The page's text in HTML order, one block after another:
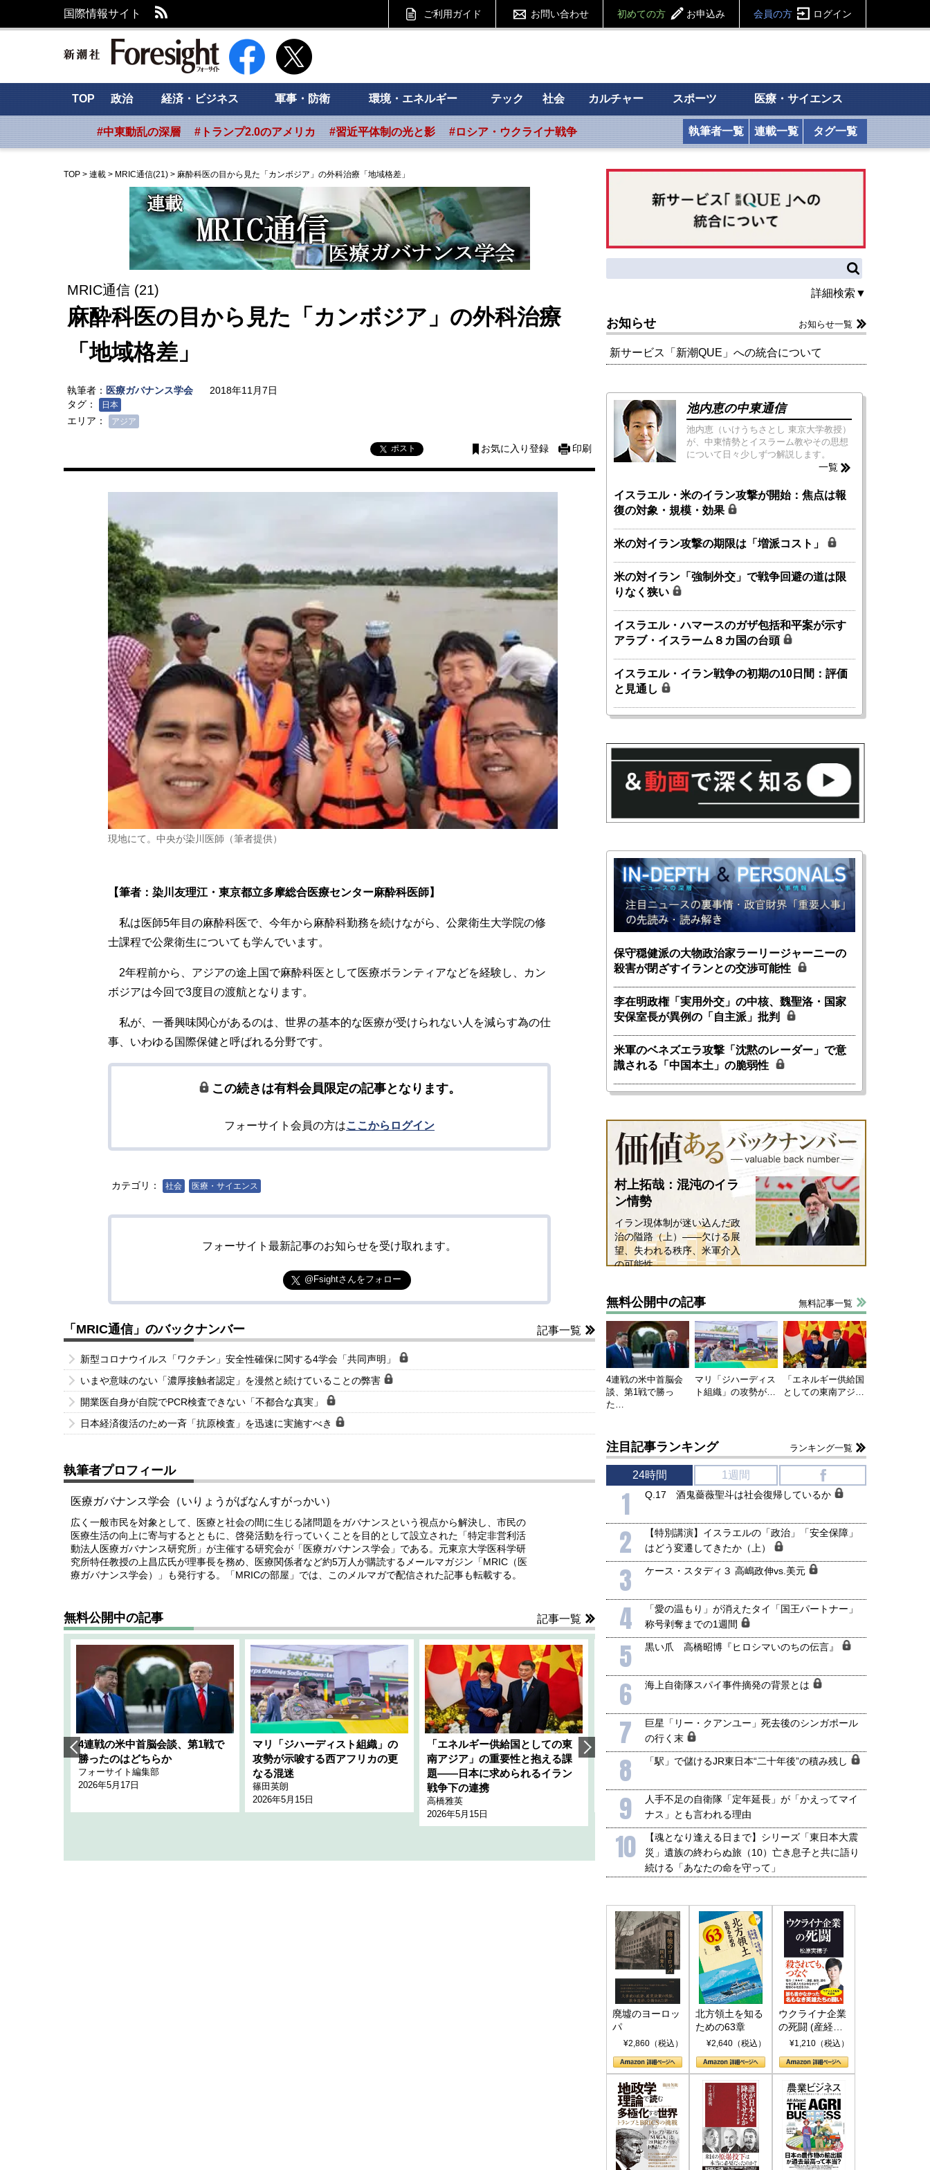
国際情報サイト ご利用ガイド お問い合わせ 初めての方 お申込み 会員の方 ログイン
新潮社 Foresight フォーサイト
TOP 政治 経済・ビジネス 軍事・防衛 環境・エネルギー テック 社会 カルチャー スポーツ 医療・サイエンス
#中東動乱の深層 #トランプ2.0のアメリカ #習近平体制の光と影 #ロシア・ウクライナ戦争 執筆者一覧 連載一覧 タグ一覧
TOP > 連載 > MRIC通信(21) > 麻酔科医の目から見た「カンボジア」の外科治療「地域格差」
MRIC通信 (21)
麻酔科医の目から見た「カンボジア」の外科治療
「地域格差」
執筆者： 医療ガバナンス学会
2018年11月7日
タグ：
日本
エリア： アジア
ポスト お気に入り登録 印刷
現地にて。中央が染川医師（筆者提供）
【筆者： 染川友理江 ・東京都立多摩総合医療センター麻酔科医師】
私は医師5年目の麻酔科医で、今年から麻酔科勤務を続けながら、公衆衛生大学院の修
士課程で公衆衛生についても学んでいます。
2年程前から、アジアの途上国で麻酔科医として医療ボランティアなどを経験し、カン
ボジアは今回で3度目の渡航となります。
私が、一番興味関心があるのは、世界の基本的な医療が受けられない人を減らす為の仕
事、いわゆる国際保健と呼ばれる分野です。
この続きは有料会員限定の記事となります。
フォーサイト会員の方はここからログイン
カテゴリ： 社会 医療・サイエンス
フォーサイト最新記事のお知らせを受け取れます。
@Fsightさんをフォロー
「MRIC通信」のバックナンバー 記事一覧
新型コロナウイルス「ワクチン」安全性確保に関する4学会「共同声明」
いまや意味のない「濃厚接触者認定」を漫然と続けていることの弊害
開業医自身が自院でPCR検査できない「不都合な真実」
日本経済復活のため一斉「抗原検査」を迅速に実施すべき
執筆者プロフィール
医療ガバナンス学会（いりょうがばなんすがっかい）
広く一般市民を対象として、医療と社会の間に生じる諸問題をガバナンスという視点から解決し、市民の
医療生活の向上に寄与するとともに、啓発活動を行っていくことを目的として設立された「特定非営利活
動法人医療ガバナンス研究所」が主催する研究会が「医療ガバナンス学会」である。元東京大学医科学研
究所特任教授の上昌広氏が理事長を務め、医療関係者など約5万人が購読するメールマガジン「MRIC（医
療ガバナンス学会）」も発行する。「MRICの部屋」では、このメルマガで配信された記事も転載する。
無料公開中の記事 記事一覧
4連戦の米中首脳会談、第1戦で
勝ったのはどちらか
フォーサイト編集部
2026年5月17日
マリ「ジハーディスト組織」の
攻勢が示唆する西アフリカの更
なる混迷
篠田英朗
2026年5月15日
「エネルギー供給国としての東
南アジア」の重要性と抱える課
題――日本に求められるイラン
戦争下の連携
高橋雅英
2026年5月15日
韓国にも理解してほしい「極東
1905年体制」における日米韓安
全保障協力の意味
2026年5月15日
ネルギー転換が「中国依存」に
2026年5月14日
詳細検索▼
お知らせ お知らせ一覧
新サービス「新潮QUE」への統合について
池内恵の中東通信
池内恵（いけうちさとし 東京大学教授）
が、中東情勢とイスラーム教やその思想
について日々少しずつ解説します。
一覧
イスラエル・米のイラン攻撃が開始：焦点は報
復の対象・規模・効果
米の対イラン攻撃の期限は「増派コスト」
米の対イラン「強制外交」で戦争回避の道は限
りなく狭い
イスラエル・ハマースのガザ包括和平案が示す
アラブ・イスラーム８カ国の台頭
イスラエル・イラン戦争の初期の10日間：評価
と見通し
保守穏健派の大物政治家ラーリージャーニーの
殺害が閉ざすイランとの交渉可能性
李在明政権「実用外交」の中核、魏聖洛・国家
安保室長が異例の「自主派」批判
米軍のベネズエラ攻撃「沈黙のレーダー」で意
識される「中国本土」の脆弱性
村上拓哉：混沌のイラ
ン情勢
イラン現体制が迷い込んだ政
治の隘路（上）――欠ける展
望、失われる秩序、米軍介入
の可能性
無料公開中の記事 無料記事一覧
4連戦の米中首脳会
談、第1戦で勝っ
た…
マリ「ジハーディス
ト組織」の攻勢が…
「エネルギー供給国
としての東南アジ…
注目記事ランキング ランキング一覧
24時間 1週間
1 Q.17 酒鬼薔薇聖斗は社会復帰しているか
2
【特別講演】イスラエルの「政治」「安全保障」
はどう変遷してきたか（上）
3 ケース・スタディ３ 高嶋政伸vs.美元
4
「愛の温もり」が消えたタイ「国王パートナー」
称号剥奪までの1週間
5 黒い爪 高橋昭博『ヒロシマいのちの伝言』
6 海上自衛隊スパイ事件摘発の背景とは
7
巨星「リー・クアンユー」死去後のシンガポール
の行く末
8 「駅」で儲けるJR東日本“二十年後”の積み残し
9
人手不足の自衛隊「定年延長」が「かえってマイ
ナス」とも言われる理由
10
【魂となり逢える日まで】シリーズ「東日本大震
災」遺族の終わらぬ旅（10）亡き息子と共に語り
続ける「あなたの命を守って」
廃墟のヨーロッ
パ
¥2,860（税込）
北方領土を知る
ための63章
¥2,640（税込）
ウクライナ企業
の死闘 (産経セ
レクト S 039)
¥1,210（税込）